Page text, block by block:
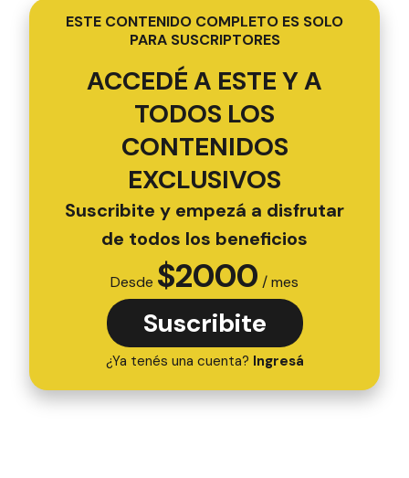
ESTE CONTENIDO COMPLETO ES SOLO
PARA SUSCRIPTORES
ACCEDÉ A ESTE Y A
TODOS LOS
CONTENIDOS
EXCLUSIVOS
Suscribite y empezá a disfrutar
de todos los beneficios
Desde $2000 / mes
Suscribite
¿Ya tenés una cuenta? Ingresá